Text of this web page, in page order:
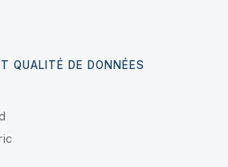
QUALITÉ DE DONNÉES